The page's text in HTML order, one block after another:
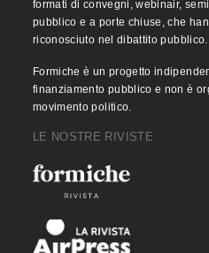
formati di convegni, webinair,
pubblico e a porte chiuse, che
riconosciuto nel dibattito pubblico.
Formiche è un progetto
finanziamento pubblico e non è
movimento politico.
LE NOSTRE RIVISTE